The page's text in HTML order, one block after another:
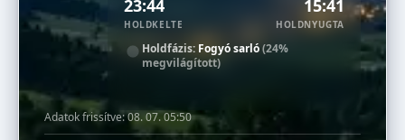
23:44
HOLDKELTE
15:41
HOLDNYUGTA
Holdfázis: Fogyó sarló(24%
megvilágított)
Adatok frissítve:08. 07. 05:50